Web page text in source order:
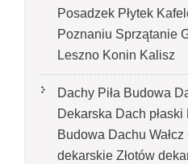
Posadzek Płytek
Poznaniu Sprzątanie
Leszno Konin Kalisz
Dachy Piła Budowa
Dekarska Dach płaski
Budowa Dachu Wałcz
dekarskie Złotów